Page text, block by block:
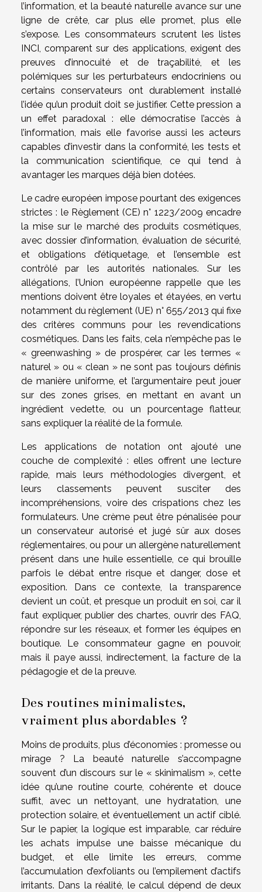
l’information, et la beauté naturelle avance sur une
ligne de crête, car plus elle promet, plus elle
s’expose. Les consommateurs scrutent les listes
INCI, comparent sur des applications, exigent des
preuves d’innocuité et de traçabilité, et les
polémiques sur les perturbateurs endocriniens ou
certains conservateurs ont durablement installé
l’idée qu’un produit doit se justifier. Cette pression a
un effet paradoxal : elle démocratise l’accès à
l’information, mais elle favorise aussi les acteurs
capables d’investir dans la conformité, les tests et
la communication scientifique, ce qui tend à
avantager les marques déjà bien dotées.
Le cadre européen impose pourtant des exigences
strictes : le Règlement (CE) n° 1223/2009 encadre
la mise sur le marché des produits cosmétiques,
avec dossier d’information, évaluation de sécurité,
et obligations d’étiquetage, et l’ensemble est
contrôlé par les autorités nationales. Sur les
allégations, l’Union européenne rappelle que les
mentions doivent être loyales et étayées, en vertu
notamment du règlement (UE) n° 655/2013 qui fixe
des critères communs pour les revendications
cosmétiques. Dans les faits, cela n’empêche pas le
« greenwashing » de prospérer, car les termes «
naturel » ou « clean » ne sont pas toujours définis
de manière uniforme, et l’argumentaire peut jouer
sur des zones grises, en mettant en avant un
ingrédient vedette, ou un pourcentage flatteur,
sans expliquer la réalité de la formule.
Les applications de notation ont ajouté une
couche de complexité : elles offrent une lecture
rapide, mais leurs méthodologies divergent, et
leurs classements peuvent susciter des
incompréhensions, voire des crispations chez les
formulateurs. Une crème peut être pénalisée pour
un conservateur autorisé et jugé sûr aux doses
réglementaires, ou pour un allergène naturellement
présent dans une huile essentielle, ce qui brouille
parfois le débat entre risque et danger, dose et
exposition. Dans ce contexte, la transparence
devient un coût, et presque un produit en soi, car il
faut expliquer, publier des chartes, ouvrir des FAQ,
répondre sur les réseaux, et former les équipes en
boutique. Le consommateur gagne en pouvoir,
mais il paye aussi, indirectement, la facture de la
pédagogie et de la preuve.
Des routines minimalistes,
vraiment plus abordables ?
Moins de produits, plus d’économies : promesse ou
mirage ? La beauté naturelle s’accompagne
souvent d’un discours sur le « skinimalism », cette
idée qu’une routine courte, cohérente et douce
suffit, avec un nettoyant, une hydratation, une
protection solaire, et éventuellement un actif ciblé.
Sur le papier, la logique est imparable, car réduire
les achats impulse une baisse mécanique du
budget, et elle limite les erreurs, comme
l’accumulation d’exfoliants ou l’empilement d’actifs
irritants. Dans la réalité, le calcul dépend de deux